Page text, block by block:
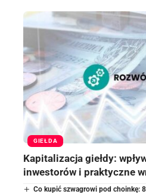
GIEŁDA
Kapitalizacja giełdy:
inwestorów i praktyczne
Co kupić szwagrowi pod choinkę: